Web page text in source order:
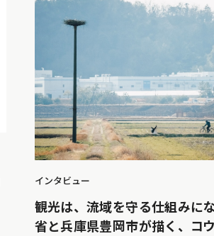
インタビュー
観光は、流域を守る仕組みに
省と兵庫県豊岡市が描く、コ